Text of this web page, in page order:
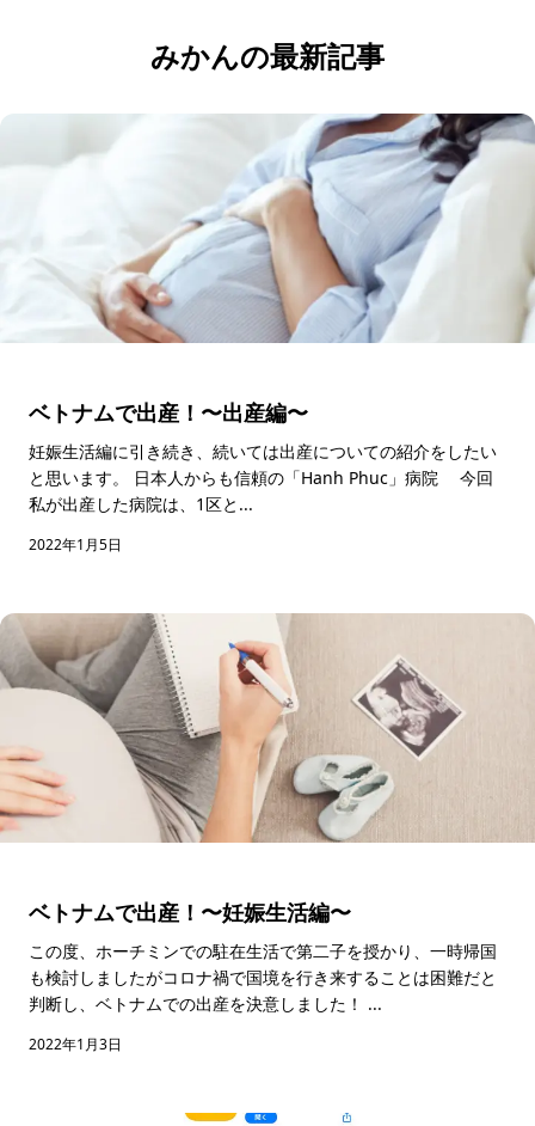
みかんの最新記事
ベトナムで出産！〜出産編〜
妊娠生活編に引き続き、続いては出産についての紹介をしたい
と思います。 日本人からも信頼の「Hanh Phuc」病院 今回
私が出産した病院は、1区と...
2022年1月5日
ベトナムで出産！〜妊娠生活編〜
この度、ホーチミンでの駐在生活で第二子を授かり、一時帰国
も検討しましたがコロナ禍で国境を行き来することは困難だと
判断し、ベトナムでの出産を決意しました！ ...
2022年1月3日